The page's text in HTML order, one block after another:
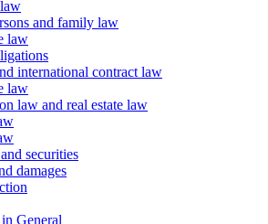
and family law
law
international contract law
law
law and real estate law
securities
damages
General